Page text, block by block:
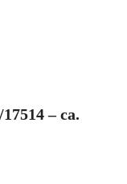
– ca.